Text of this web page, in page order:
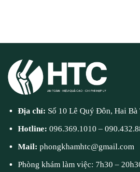
Địa chỉ: Số 10 Lê Quý Đôn, Hai Bà
Hotline:096.369.1010 –
Mail:phongkhamhtc@gmail.com
Phòng khám làm việc: 7h30 –